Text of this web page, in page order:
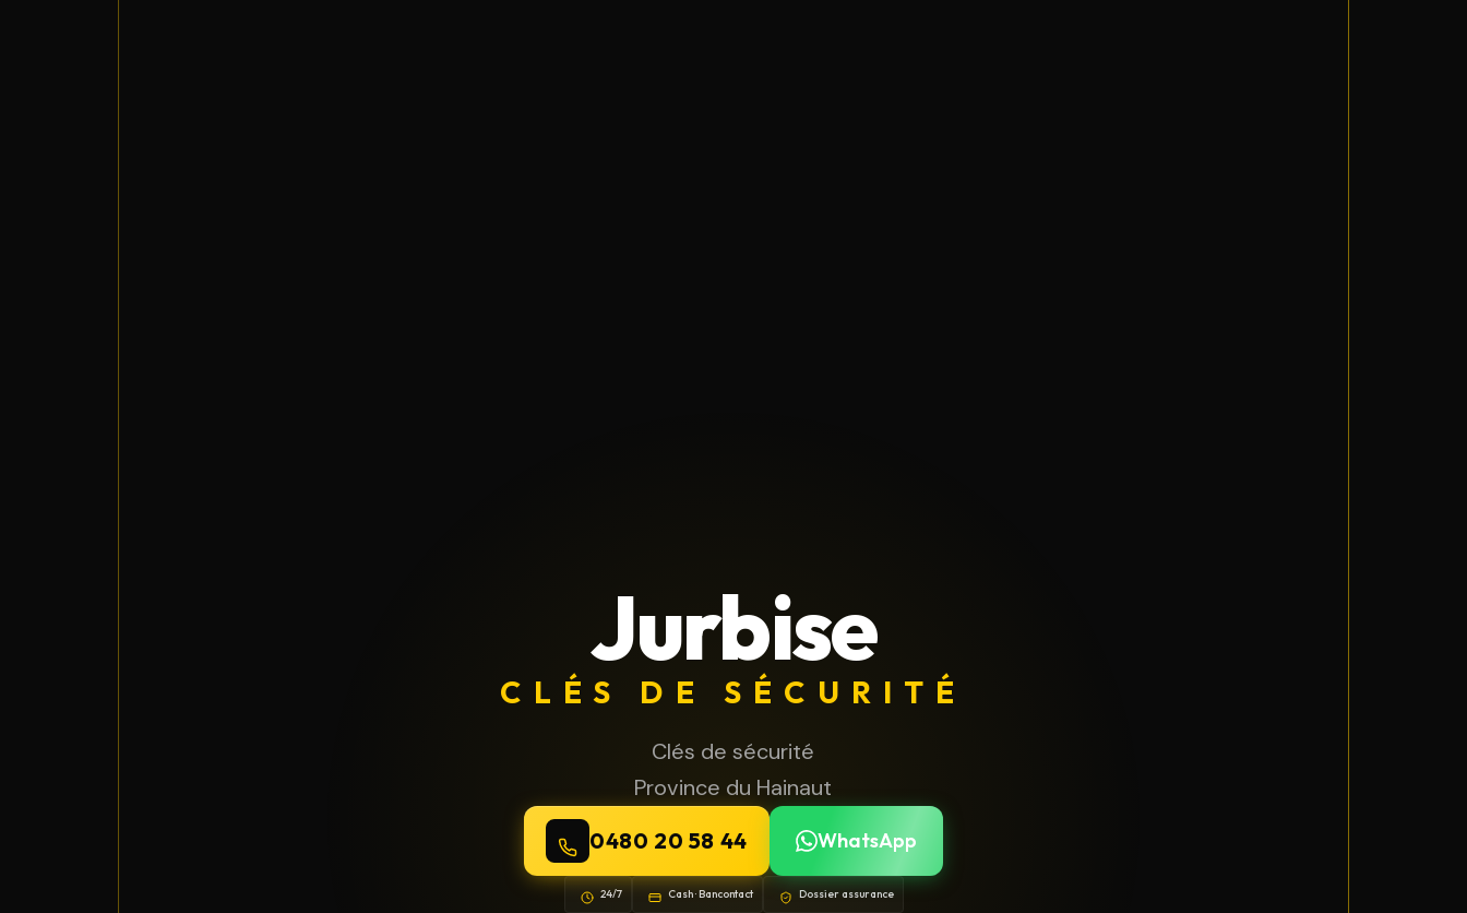
Jurbise
CLÉS DE SÉCURITÉ
Clés de sécurité
Province du Hainaut
0480 20 58 44 WhatsApp
24/7 Cash · Bancontact Dossier assurance